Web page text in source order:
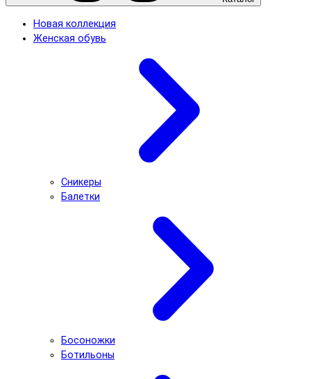
Новая коллекция
Женская обувь
Сникеры
Балетки
Босоножки
Ботильоны